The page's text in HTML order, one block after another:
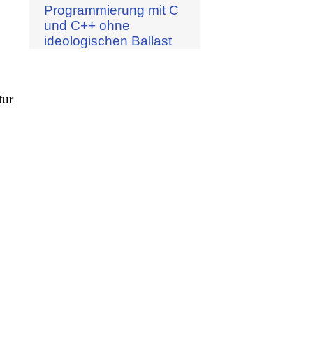
Programmierung mit C
und C++ ohne
ideologischen Ballast